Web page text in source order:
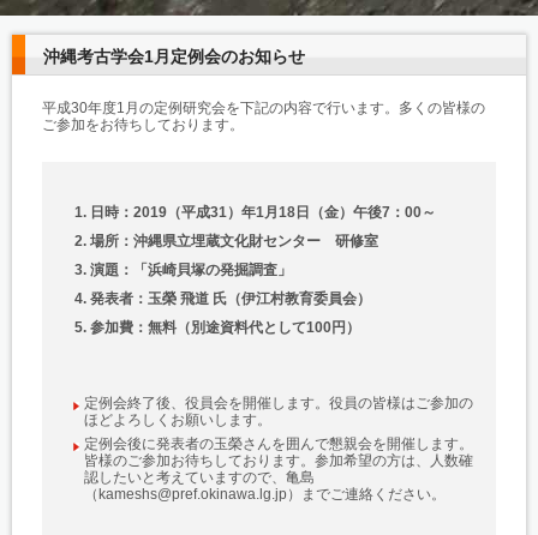
沖縄考古学会1月定例会のお知らせ
平成30年度1月の定例研究会を下記の内容で行います。多くの皆様の
ご参加をお待ちしております。
日時：2019（平成31）年1月18日（金）午後7：00～
場所：沖縄県立埋蔵文化財センター 研修室
演題：「浜崎貝塚の発掘調査」
発表者：玉榮 飛道 氏（伊江村教育委員会）
参加費：無料（別途資料代として100円）
定例会終了後、役員会を開催します。役員の皆様はご参加の
ほどよろしくお願いします。
定例会後に発表者の玉榮さんを囲んで懇親会を開催します。
皆様のご参加お待ちしております。参加希望の方は、人数確
認したいと考えていますので、亀島
（kameshs@pref.okinawa.lg.jp）までご連絡ください。